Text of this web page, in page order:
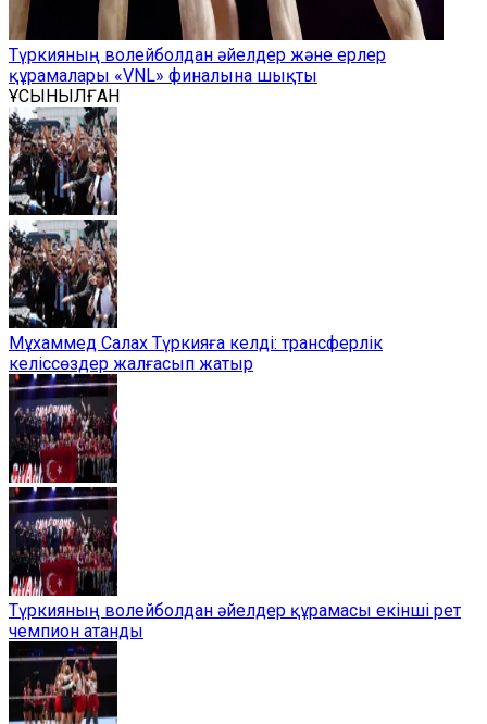
Түркияның волейболдан әйелдер және ерлер
құрамалары «VNL» финалына шықты
ҰСЫНЫЛҒАН
Мұхаммед Салах Түркияға келді: трансферлік
келіссөздер жалғасып жатыр
Түркияның волейболдан әйелдер құрамасы екінші рет
чемпион атанды